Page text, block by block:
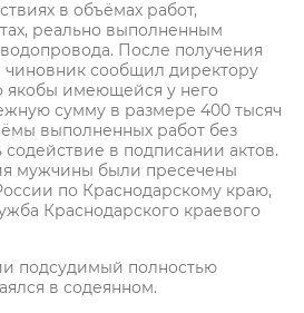
в объёмах работ,
реально выполненным
После получения
сообщил директору
имеющейся у него
сумму в размере 400 тысяч
выполненных работ без
в подписании актов.
мужчины были пресечены
по Краснодарскому краю,
Краснодарского краевого
подсудимый полностью
в содеянном.